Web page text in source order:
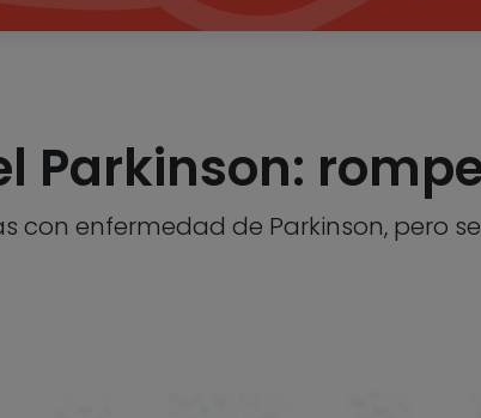
Parkinson:
con enfermedad de Parkinson, pero